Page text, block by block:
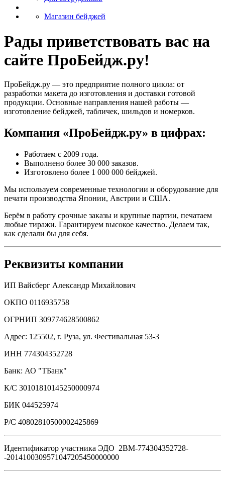
Магазин бейджей
Рады приветствовать вас на
сайте ПроБейдж.ру!
ПроБейдж.ру — это предприятие полного цикла: от
разработки макета до изготовления и доставки готовой
продукции. Основные направления нашей работы —
изготовление бейджей, табличек, шильдов и номерков.
Компания «ПроБейдж.ру» в цифрах:
Работаем с 2009 года.
Выполнено более 30 000 заказов.
Изготовлено более 1 000 000 бейджей.
Мы используем современные технологии и оборудование для
печати производства Японии, Австрии и США.
Берём в работу срочные заказы и крупные партии, печатаем
любые тиражи. Гарантируем высокое качество. Делаем так,
как сделали бы для себя.
Реквизиты компании
ИП Вайсберг Александр Михайлович
ОКПО 0116935758
ОГРНИП 309774628500862
Адрес: 125502, г. Руза, ул. Фестивальная 53-3
ИНН 774304352728
Банк: АО "ТБанк"
К/C 30101810145250000974
БИК 044525974
Р/C 40802810500002425869
Идентификатор участника ЭДО 2BM-774304352728-
-2014100309571047205450000000